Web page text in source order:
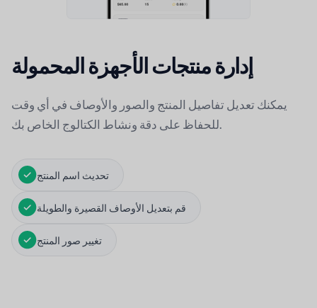
إدارة منتجات الأجهزة المحمولة
يمكنك تعديل تفاصيل المنتج والصور والأوصاف في أي وقت
للحفاظ على دقة ونشاط الكتالوج الخاص بك.
تحديث اسم المنتج
قم بتعديل الأوصاف القصيرة والطويلة
تغيير صور المنتج